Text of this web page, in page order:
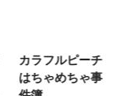
カラフルピーチ
はちゃめちゃ事